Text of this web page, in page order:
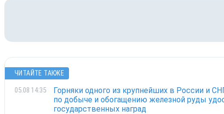
ЧИТАЙТЕ ТАКЖЕ
05.08 14:35
Горняки одного из крупнейших в России и
по добыче и обогащению железной руды
государственных наград